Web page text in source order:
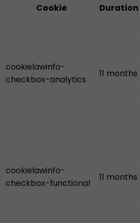
Cookie
Duration
cookielawinfo-
checkbox-analytics
11 months
cookielawinfo-
checkbox-functional
11 months